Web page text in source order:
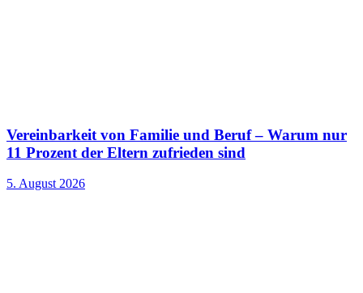
Vereinbarkeit von Familie und Beruf – Warum nur
11 Prozent der Eltern zufrieden sind
5. August 2026